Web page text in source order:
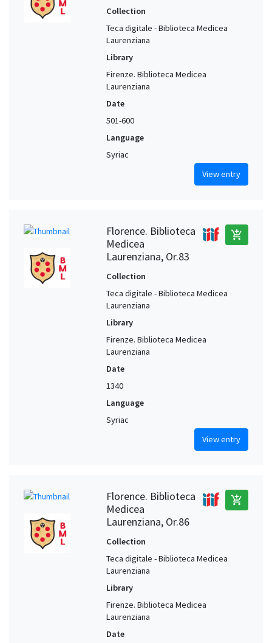
Collection
Teca digitale - Biblioteca Medicea
Laurenziana
Library
Firenze. Biblioteca Medicea
Laurenziana
Date
501-600
Language
Syriac
View entry
Florence. Biblioteca
Medicea
Laurenziana, Or.83
add_shopping_cart
Collection
Teca digitale - Biblioteca Medicea
Laurenziana
Library
Firenze. Biblioteca Medicea
Laurenziana
Date
1340
Language
Syriac
View entry
Florence. Biblioteca
Medicea
Laurenziana, Or.86
add_shopping_cart
Collection
Teca digitale - Biblioteca Medicea
Laurenziana
Library
Firenze. Biblioteca Medicea
Laurenziana
Date